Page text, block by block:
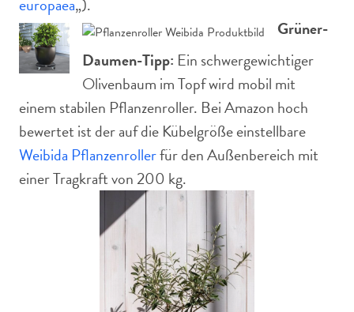
europaea„).
Grüner-
Daumen-Tipp: Ein schwergewichtiger
Olivenbaum im Topf wird mobil mit
einem stabilen Pflanzenroller. Bei Amazon hoch
bewertet ist der auf die Kübelgröße einstellbare
Weibida Pflanzenrollerfür den Außenbereich mit
einer Tragkraft von 200 kg.